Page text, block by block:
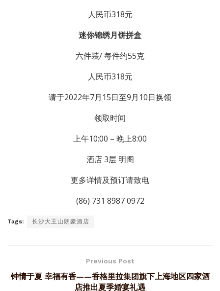
人民币318元
迷你锦绣月饼拼盒
六件装/ 每件约55克
人民币318元
请于2022年7月15日至9月10日换领
领取时间
上午10:00 – 晚上8:00
酒店 3层 明阁
更多详情及预订请致电
(86) 731 8987 0972
Tags: 长沙大王山朗豪酒店
Previous Post
钟情于夏 幸福有香——香格里拉集团旗下上海地区四家酒
店推出夏季婚宴礼遇